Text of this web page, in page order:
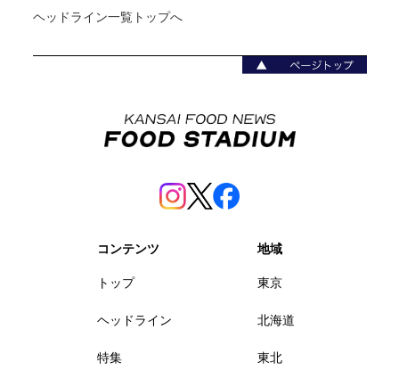
ヘッドライン一覧トップへ
コンテンツ
トップ
ヘッドライン
特集
地域
東京
北海道
東北